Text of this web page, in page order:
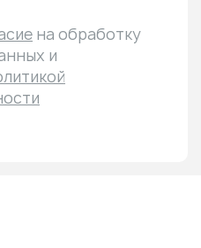
на обработку
и